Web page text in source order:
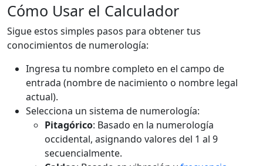
Cómo Usar el Calculador
Sigue estos simples pasos para obtener tus
conocimientos de numerología:
Ingresa tu nombre completo en el campo de
entrada (nombre de nacimiento o nombre legal
actual).
Selecciona un sistema de numerología:
Pitagórico: Basado en la numerología
occidental, asignando valores del 1 al 9
secuencialmente.